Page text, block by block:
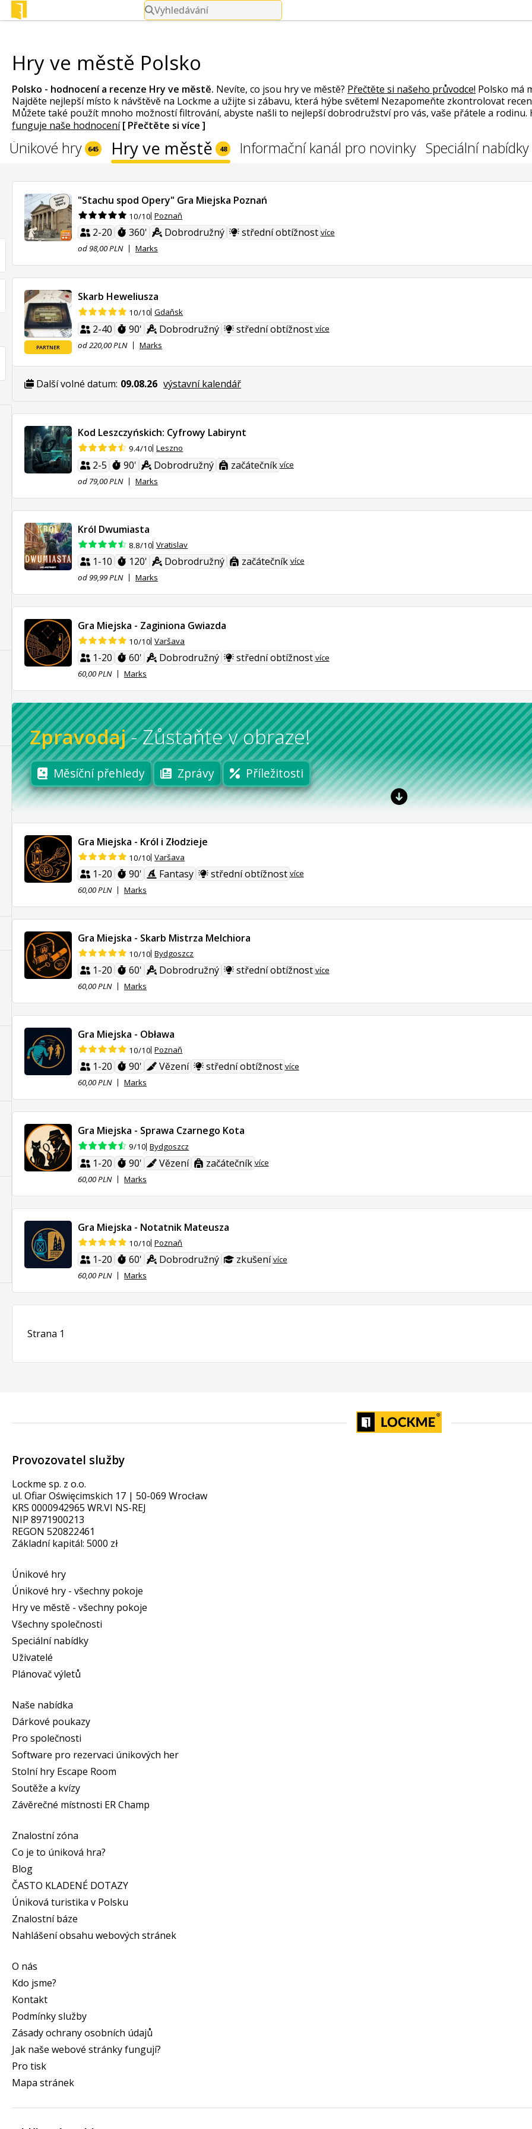
Vyhledávání
Hry ve městě Polsko
Polsko - hodnocení a recenze Hry ve městě. Nevíte, co jsou hry ve městě? Přečtěte si našeho průvodce! Polsko má
Najděte nejlepší místo k návštěvě na Lockme a užijte si zábavu, která hýbe světem! Nezapomeňte zkontrolovat
Můžete také použít mnoho možností filtrování, abyste našli to nejlepší dobrodružství pro vás, vaše přátele a rodinu.
funguje naše hodnocení [ Přečtěte si více ]
Únikové hry 645 Hry ve městě 48 Informační kanál pro novinky Speciální nabídky
"Stachu spod Opery" Gra Miejska Poznań
10/10 Poznaň
2-20 360' Dobrodružný střední obtížnost více
od 98,00 PLN
Marks
PARTNER
Skarb Heweliusza
10/10 Gdaňsk
2-40 90' Dobrodružný střední obtížnost více
od 220,00 PLN
Marks
Další volné datum: 09.08.26 výstavní kalendář
Kod Leszczyńskich: Cyfrowy Labirynt
9.4/10 Leszno
2-5 90' Dobrodružný začátečník více
od 79,00 PLN
Marks
Król Dwumiasta
8.8/10 Vratislav
1-10 120' Dobrodružný začátečník více
od 99,99 PLN
Marks
Gra Miejska - Zaginiona Gwiazda
10/10 Varšava
1-20 60' Dobrodružný střední obtížnost více
60,00 PLN
Marks
Zpravodaj -Zůstaňte v obraze!
Měsíční přehledy Zprávy Příležitosti
Gra Miejska - Król i Złodzieje
10/10 Varšava
1-20 90' Fantasy střední obtížnost více
60,00 PLN
Marks
Gra Miejska - Skarb Mistrza Melchiora
10/10 Bydgoszcz
1-20 60' Dobrodružný střední obtížnost více
60,00 PLN
Marks
Gra Miejska - Obława
10/10 Poznaň
1-20 90' Vězení střední obtížnost více
60,00 PLN
Marks
Gra Miejska - Sprawa Czarnego Kota
9/10 Bydgoszcz
1-20 90' Vězení začátečník více
60,00 PLN
Marks
Gra Miejska - Notatnik Mateusza
10/10 Poznaň
1-20 60' Dobrodružný zkušení více
60,00 PLN
Marks
Strana 1
Provozovatel služby
Lockme sp. z o.o.
ul. Ofiar Oświęcimskich 17 | 50-069 Wrocław
KRS 0000942965 WR.VI NS-REJ
NIP 8971900213
REGON 520822461
Základní kapitál: 5000 zł
Únikové hry
Únikové hry - všechny pokoje
Hry ve městě - všechny pokoje
Všechny společnosti
Speciální nabídky
Uživatelé
Plánovač výletů
Naše nabídka
Dárkové poukazy
Pro společnosti
Software pro rezervaci únikových her
Stolní hry Escape Room
Soutěže a kvízy
Závěrečné místnosti ER Champ
Znalostní zóna
Co je to úniková hra?
Blog
ČASTO KLADENÉ DOTAZY
Úniková turistika v Polsku
Znalostní báze
Nahlášení obsahu webových stránek
O nás
Kdo jsme?
Kontakt
Podmínky služby
Zásady ochrany osobních údajů
Jak naše webové stránky fungují?
Pro tisk
Mapa stránek